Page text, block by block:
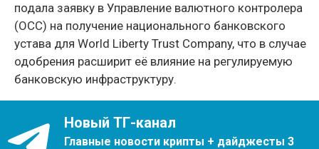
подала заявку в Управление валютного контролера
(OCC) на получение национального банковского
устава для World Liberty Trust Company, что в случае
одобрения расширит её влияние на регулируемую
банковскую инфраструктуру.
Новый ТГ-канал
Главные новости крипты + дайджесты 3